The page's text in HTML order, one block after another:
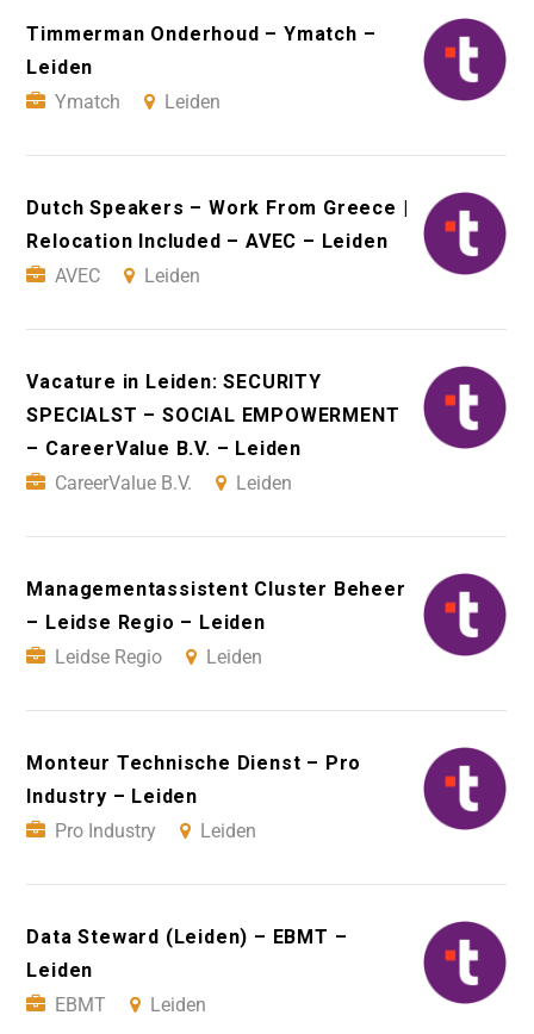
Timmerman Onderhoud – Ymatch –
Leiden
Ymatch
Leiden
Dutch Speakers – Work From Greece |
Relocation Included – AVEC – Leiden
AVEC
Leiden
Vacature in Leiden: SECURITY
SPECIALST – SOCIAL EMPOWERMENT
– CareerValue B.V. – Leiden
CareerValue B.V.
Leiden
Managementassistent Cluster Beheer
– Leidse Regio – Leiden
Leidse Regio
Leiden
Monteur Technische Dienst – Pro
Industry – Leiden
Pro Industry
Leiden
Data Steward (Leiden) – EBMT –
Leiden
EBMT
Leiden